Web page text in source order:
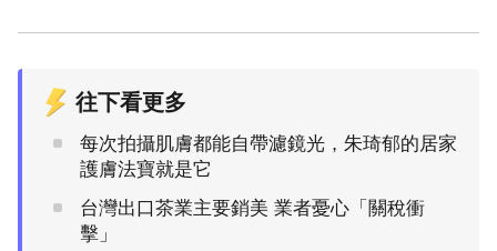
往下看更多
每次拍攝肌膚都能自帶濾鏡光，朱琦郁的居家
護膚法寶就是它
台灣出口茶業主要銷美 業者憂心「關稅衝
擊」